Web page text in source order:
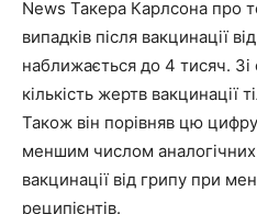
News Такера Карлсона про
випадків після вакцинації
наближається до 4 тисяч. Зі
кількість жертв вакцинації
Також він порівняв цю
меншим числом аналогічних
вакцинації від грипу при
реципієнтів.